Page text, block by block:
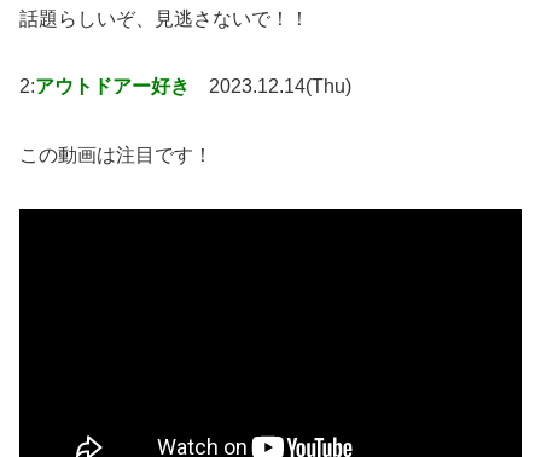
話題らしいぞ、見逃さないで！！
2:アウトドアー好き 2023.12.14(Thu)
この動画は注目です！